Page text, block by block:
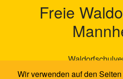
Freie
Neckarauer
Wir verwenden auf den